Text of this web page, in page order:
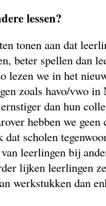
lessen?
tonen aan dat
beter spellen dan
lezen we in het
zoals havo/vwo in
dan hun
hebben we geen
scholen
leerlingen bij
lijken leerlingen
werkstukken dan